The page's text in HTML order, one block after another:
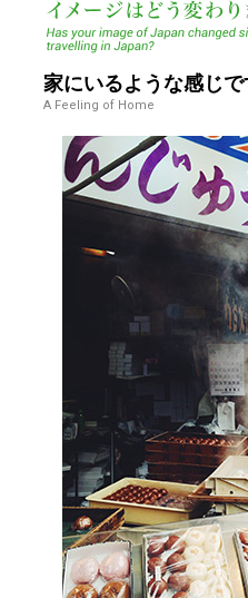
家にいるような感じで
A Feeling of Home